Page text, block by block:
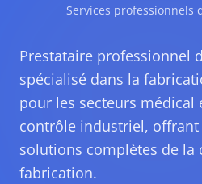
Services professionnels
Prestataire professionnel
spécialisé dans la
pour les secteurs médical
contrôle industriel, offrant
solutions complètes de la
fabrication.